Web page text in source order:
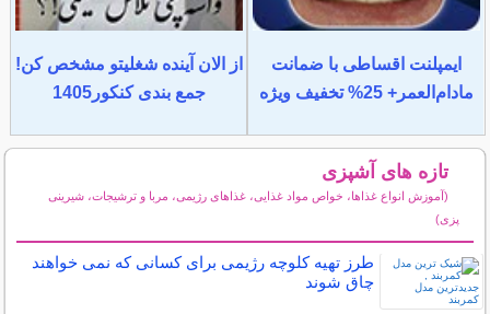
ایمپلنت اقساطی با ضمانت
مادام‌العمر+ 25% تخفیف ویژه
از الان آینده شغلیتو مشخص کن!
جمع بندی کنکور1405
تازه های آشپزی
(آموزش انواع غذاها، خواص مواد غذایی، غذاهای رژیمی، مربا و ترشیجات، شیرینی
پزی)
طرز تهیه کلوچه رژیمی برای کسانی که نمی خواهند
چاق شوند